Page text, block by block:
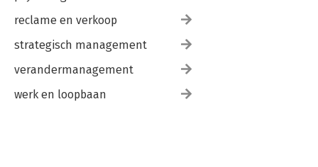
reclame en verkoop
strategisch management
verandermanagement
werk en loopbaan